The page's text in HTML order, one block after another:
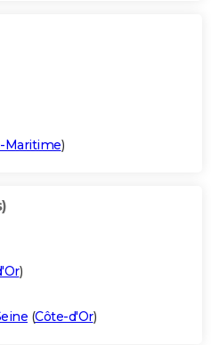
Maritime)
)
(Côte-d'Or)